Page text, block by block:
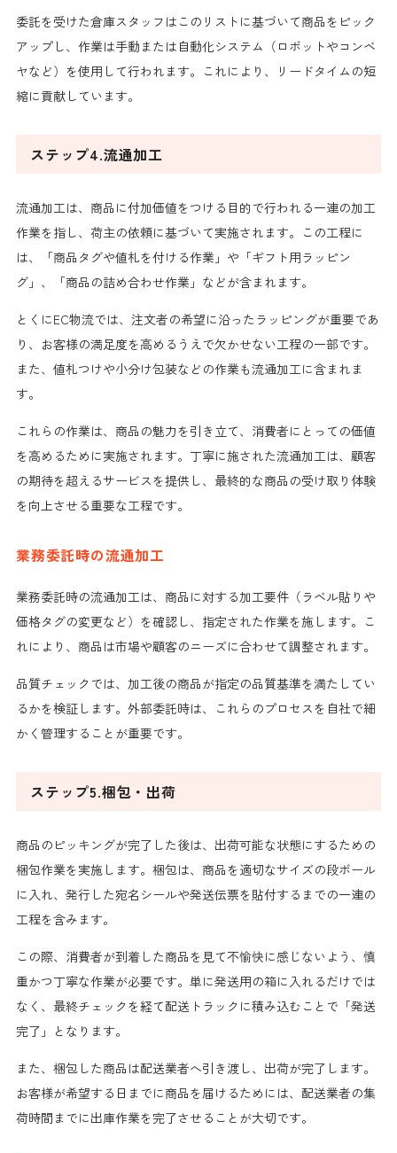
委託を受けた倉庫スタッフはこのリストに基づいて商品をピック
アップし、作業は手動または自動化システム（ロボットやコンベ
ヤなど）を使用して行われます。これにより、リードタイムの短
縮に貢献しています。
ステップ4.流通加工
流通加工は、商品に付加価値をつける目的で行われる一連の加工
作業を指し、荷主の依頼に基づいて実施されます。この工程に
は、「商品タグや値札を付ける作業」や「ギフト用ラッピン
グ」、「商品の詰め合わせ作業」などが含まれます。
とくにEC物流では、注文者の希望に沿ったラッピングが重要であ
り、お客様の満足度を高めるうえで欠かせない工程の一部です。
また、値札つけや小分け包装などの作業も流通加工に含まれま
す。
これらの作業は、商品の魅力を引き立て、消費者にとっての価値
を高めるために実施されます。丁寧に施された流通加工は、顧客
の期待を超えるサービスを提供し、最終的な商品の受け取り体験
を向上させる重要な工程です。
業務委託時の流通加工
業務委託時の流通加工は、商品に対する加工要件（ラベル貼りや
価格タグの変更など）を確認し、指定された作業を施します。こ
れにより、商品は市場や顧客のニーズに合わせて調整されます。
品質チェックでは、加工後の商品が指定の品質基準を満たしてい
るかを検証します。外部委託時は、これらのプロセスを自社で細
かく管理することが重要です。
ステップ5.梱包・出荷
商品のピッキングが完了した後は、出荷可能な状態にするための
梱包作業を実施します。梱包は、商品を適切なサイズの段ボール
に入れ、発行した宛名シールや発送伝票を貼付するまでの一連の
工程を含みます。
この際、消費者が到着した商品を見て不愉快に感じないよう、慎
重かつ丁寧な作業が必要です。単に発送用の箱に入れるだけでは
なく、最終チェックを経て配送トラックに積み込むことで「発送
完了」となります。
また、梱包した商品は配送業者へ引き渡し、出荷が完了します。
お客様が希望する日までに商品を届けるためには、配送業者の集
荷時間までに出庫作業を完了させることが大切です。